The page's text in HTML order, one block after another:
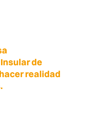
de
realidad